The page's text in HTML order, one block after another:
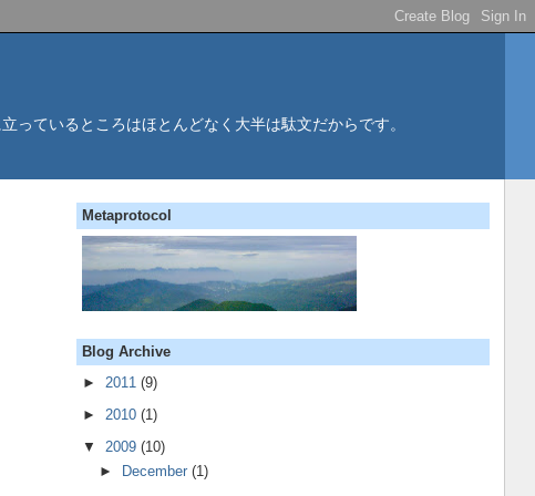
ているところはほとんどなく大半は駄文だからです。
Metaprotocol
Blog Archive
► 2011 (9)
► 2010 (1)
▼ 2009 (10)
►
December(1)